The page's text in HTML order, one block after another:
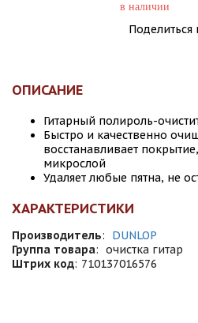
в наличии
Поделиться
ОПИСАНИЕ
Гитарный полироль-
Быстро и качественно
восстaнавливает
микрослой
Удаляет любые пятна, не
ХАРАКТЕРИСТИКИ
Производитель:
DUNLOP
Группа товара: очистка гитар
Штрих код: 710137016576